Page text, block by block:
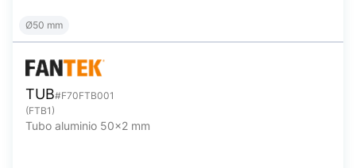
Ø50 mm
TUB#F70FTB001
(FTB1)
Tubo aluminio 50x2 mm